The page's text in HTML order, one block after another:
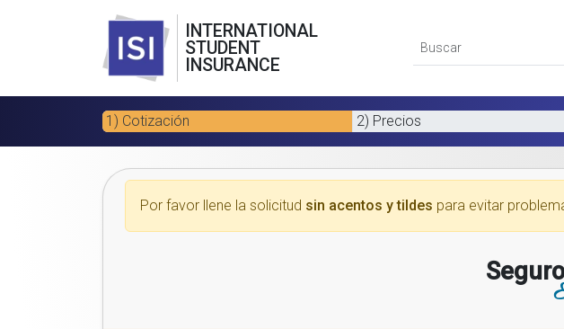
INTERNATIONAL
STUDENT
INSURANCE
1) Cotización 2) Precios
Por favor llene la solicitud sin acentos y tildes para evitar